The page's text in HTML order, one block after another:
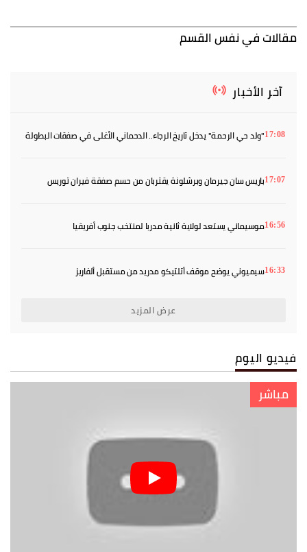
مقالات في نفس القسم
آخر الأخبار
17:08"ولد حي الرحمة" يدخل تاريخ الرجاء.. الدحماني الأغلى في صفقات البطولة
17:07باريس سان جيرمان وبرشلونة يقتربان من حسم صفقة فيران توريس
16:56موسيماني يستعد لولاية ثانية مدربا لمنتخب جنوب أفريقيا
16:33سيميوني يوضح موقف أتلتيكو مدريد من مستقبل ألفاريز
عرض المزيد
فيديو اليوم
مباشر